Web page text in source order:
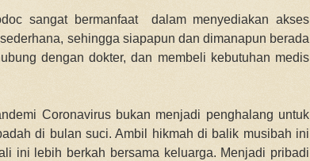
sangat bermanfaat dalam menyediakan akses
sehingga siapapun dan dimanapun berada
dengan dokter, dan membeli kebutuhan medis
Coronavirus bukan menjadi penghalang untuk
di bulan suci. Ambil hikmah di balik musibah ini
ini lebih berkah bersama keluarga. Menjadi pribadi